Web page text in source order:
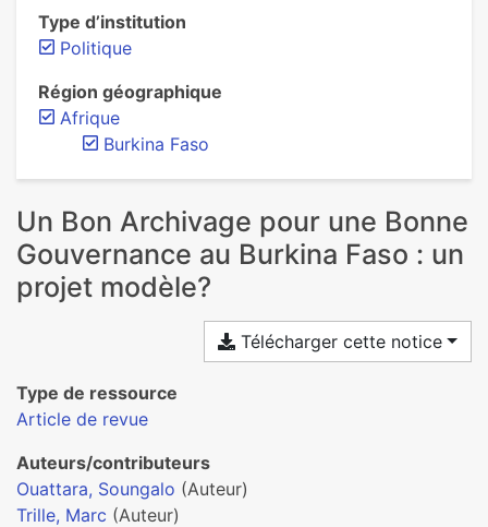
Type d’institution
Politique
Région géographique
Afrique
Burkina Faso
Un Bon Archivage pour une Bonne
Gouvernance au Burkina Faso : un
projet modèle?
Télécharger cette notice
Type de ressource
Article de revue
Auteurs/contributeurs
Ouattara, Soungalo (Auteur)
Trille, Marc (Auteur)